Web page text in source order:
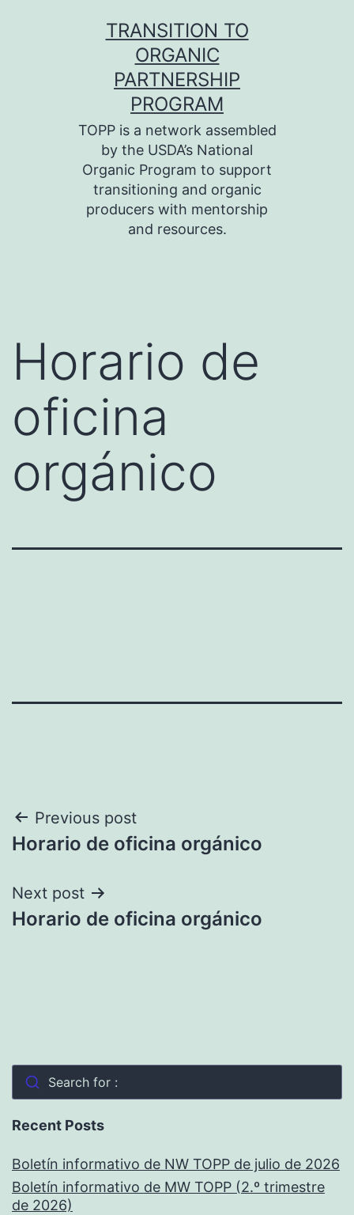
TRANSITION TO
ORGANIC
PARTNERSHIP
PROGRAM
TOPP is a network assembled
by the USDA’s National
Organic Program to support
transitioning and organic
producers with mentorship
and resources.
Horario de
oficina
orgánico
Navegación
de
entradas
Previous post
Horario de oficina orgánico
Next post
Horario de oficina orgánico
Search for :
Recent Posts
Boletín informativo de NW TOPP de julio de 2026
Boletín informativo de MW TOPP (2.º trimestre
de 2026)